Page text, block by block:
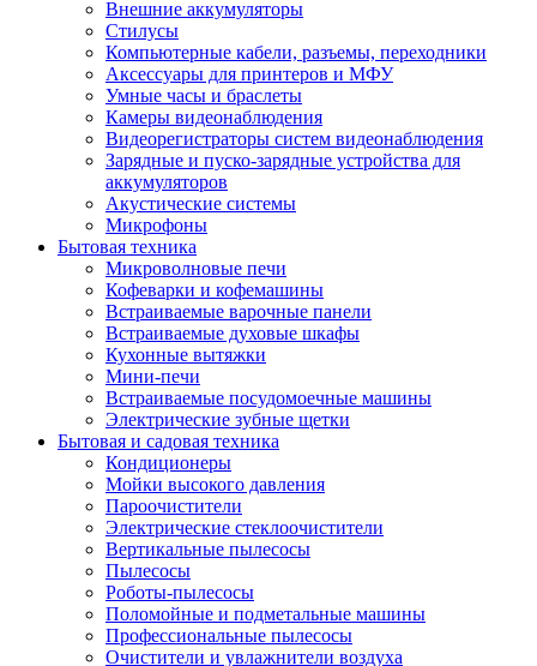
Внешние аккумуляторы
Стилусы
Компьютерные кабели, разъемы, переходники
Аксессуары для принтеров и МФУ
Умные часы и браслеты
Камеры видеонаблюдения
Видеорегистраторы систем видеонаблюдения
Зарядные и пуско-зарядные устройства для
аккумуляторов
Акустические системы
Микрофоны
Бытовая техника
Микроволновые печи
Кофеварки и кофемашины
Встраиваемые варочные панели
Встраиваемые духовые шкафы
Кухонные вытяжки
Мини-печи
Встраиваемые посудомоечные машины
Электрические зубные щетки
Бытовая и садовая техника
Кондиционеры
Мойки высокого давления
Пароочистители
Электрические стеклоочистители
Вертикальные пылесосы
Пылесосы
Роботы-пылесосы
Поломойные и подметальные машины
Профессиональные пылесосы
Очистители и увлажнители воздуха